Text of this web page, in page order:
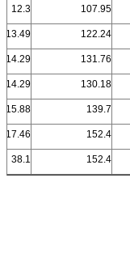
107.95
12.3
122.24
13.49
131.76
14.29
130.18
14.29
139.7
15.88
152.4
17.46
152.4
38.1